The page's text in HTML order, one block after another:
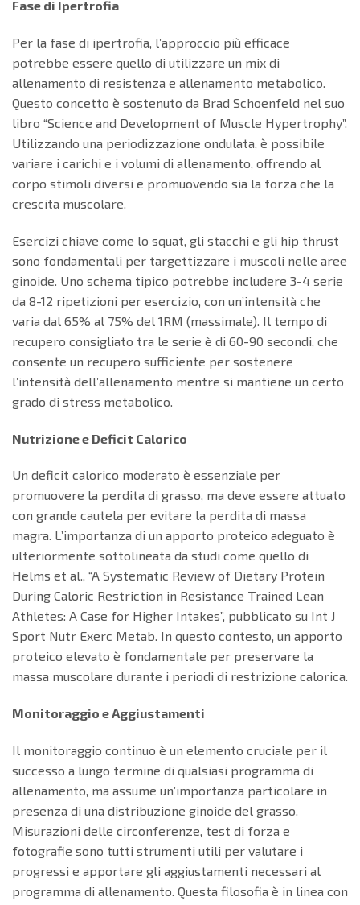
Fase di Ipertrofia
Per la fase di ipertrofia, l’approccio più efficace
potrebbe essere quello di utilizzare un mix di
allenamento di resistenza e allenamento metabolico.
Questo concetto è sostenuto da Brad Schoenfeld nel suo
libro “Science and Development of Muscle Hypertrophy”.
Utilizzando una periodizzazione ondulata, è possibile
variare i carichi e i volumi di allenamento, offrendo al
corpo stimoli diversi e promuovendo sia la forza che la
crescita muscolare.
Esercizi chiave come lo squat, gli stacchi e gli hip thrust
sono fondamentali per targettizzare i muscoli nelle aree
ginoide. Uno schema tipico potrebbe includere 3-4 serie
da 8-12 ripetizioni per esercizio, con un’intensità che
varia dal 65% al 75% del 1RM (massimale). Il tempo di
recupero consigliato tra le serie è di 60-90 secondi, che
consente un recupero sufficiente per sostenere
l’intensità dell’allenamento mentre si mantiene un certo
grado di stress metabolico.
Nutrizione e Deficit Calorico
Un deficit calorico moderato è essenziale per
promuovere la perdita di grasso, ma deve essere attuato
con grande cautela per evitare la perdita di massa
magra. L’importanza di un apporto proteico adeguato è
ulteriormente sottolineata da studi come quello di
Helms et al., “A Systematic Review of Dietary Protein
During Caloric Restriction in Resistance Trained Lean
Athletes: A Case for Higher Intakes”, pubblicato su Int J
Sport Nutr Exerc Metab. In questo contesto, un apporto
proteico elevato è fondamentale per preservare la
massa muscolare durante i periodi di restrizione calorica.
Monitoraggio e Aggiustamenti
Il monitoraggio continuo è un elemento cruciale per il
successo a lungo termine di qualsiasi programma di
allenamento, ma assume un’importanza particolare in
presenza di una distribuzione ginoide del grasso.
Misurazioni delle circonferenze, test di forza e
fotografie sono tutti strumenti utili per valutare i
progressi e apportare gli aggiustamenti necessari al
programma di allenamento. Questa filosofia è in linea con